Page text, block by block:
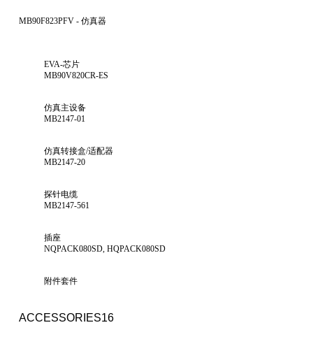
MB90F823PFV - 仿真器
EVA-芯片
MB90V820CR-ES
仿真主设备
MB2147-01
仿真转接盒/适配器
MB2147-20
探针电缆
MB2147-561
插座
NQPACK080SD, HQPACK080SD
附件套件
ACCESSORIES16